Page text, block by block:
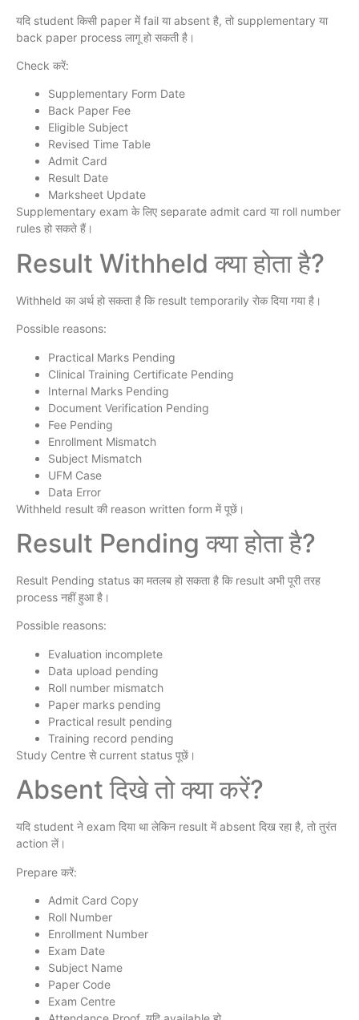
यदि student किसी paper में fail या absent है, तो supplementary या
back paper process लागू हो सकती है।
Check करें:
Supplementary Form Date
Back Paper Fee
Eligible Subject
Revised Time Table
Admit Card
Result Date
Marksheet Update
Supplementary exam के लिए separate admit card या roll number
rules हो सकते हैं।
Result Withheld क्या होता है?
Withheld का अर्थ हो सकता है कि result temporarily रोक दिया गया है।
Possible reasons:
Practical Marks Pending
Clinical Training Certificate Pending
Internal Marks Pending
Document Verification Pending
Fee Pending
Enrollment Mismatch
Subject Mismatch
UFM Case
Data Error
Withheld result की reason written form में पूछें।
Result Pending क्या होता है?
Result Pending status का मतलब हो सकता है कि result अभी पूरी तरह
process नहीं हुआ है।
Possible reasons:
Evaluation incomplete
Data upload pending
Roll number mismatch
Paper marks pending
Practical result pending
Training record pending
Study Centre से current status पूछें।
Absent दिखे तो क्या करें?
यदि student ने exam दिया था लेकिन result में absent दिख रहा है, तो तुरंत
action लें।
Prepare करें:
Admit Card Copy
Roll Number
Enrollment Number
Exam Date
Subject Name
Paper Code
Exam Centre